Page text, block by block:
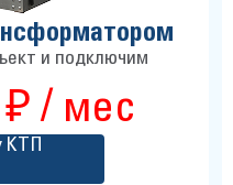
и подключим
₽ / мес
КТП